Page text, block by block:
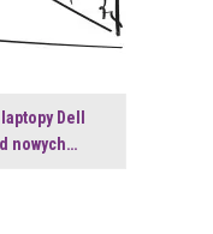
Dell
nowych…